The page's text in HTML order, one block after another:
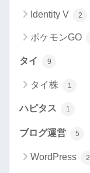
Identity V 2
ポケモンGO
タイ 9
タイ株 1
ハピタス 1
ブログ運営 5
WordPress 2